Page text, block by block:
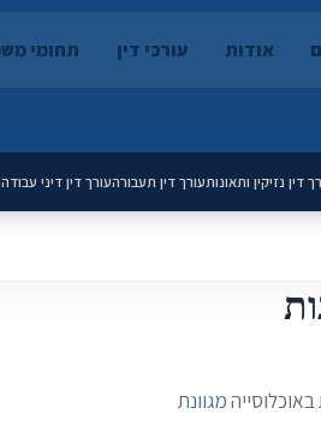
אודות עורכי דין תחומי
דין נזיקין ותאונותעורך דין תעבורהעורך דין דיני עבודה
מגוונת